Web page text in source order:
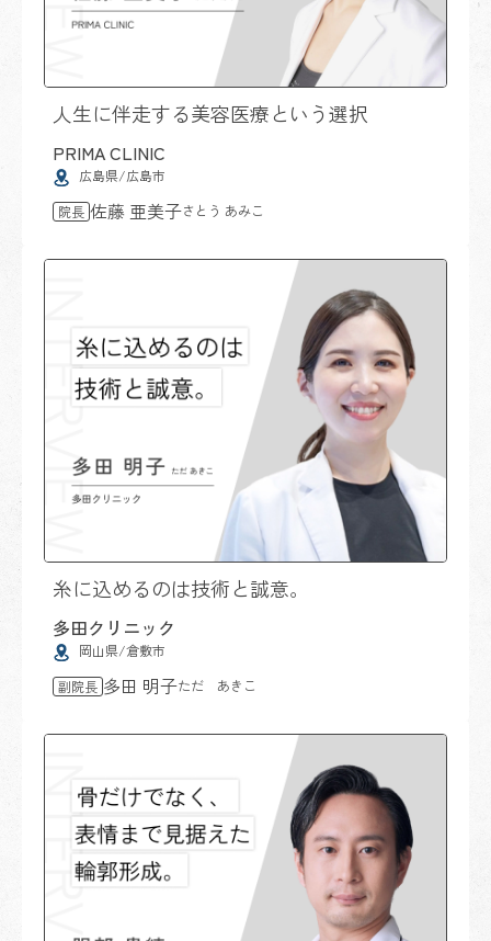
人生に伴走する美容医療という選択
PRIMA CLINIC
広島県/広島市
院長 佐藤 亜美子さとう あみこ
糸に込めるのは技術と誠意。
多田クリニック
岡山県/倉敷市
副院長 多田 明子ただ あきこ